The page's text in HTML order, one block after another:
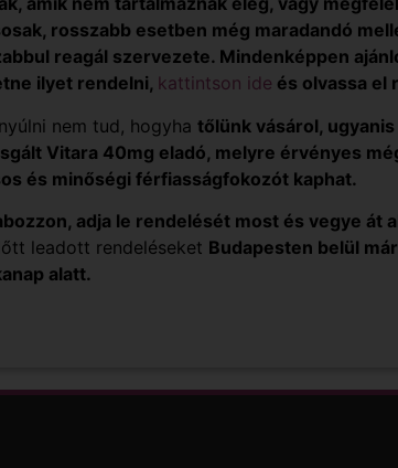
rosszabb esetben még maradandó
reagál szervezete. Mindenképpen
ilyet rendelni, kattintson ide és olvassa el
nem tud, hogyhatőlünk vásárol,
Vitara 40mg eladó, melyre érvényes
és minőségi férfiasságfokozót kaphat.
adja le rendelését most és vegye át
leadott rendeléseket Budapesten belül
alatt.